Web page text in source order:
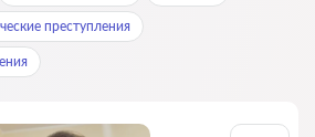
преступления